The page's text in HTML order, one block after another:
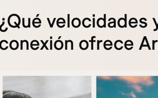
velocidades
ofrece